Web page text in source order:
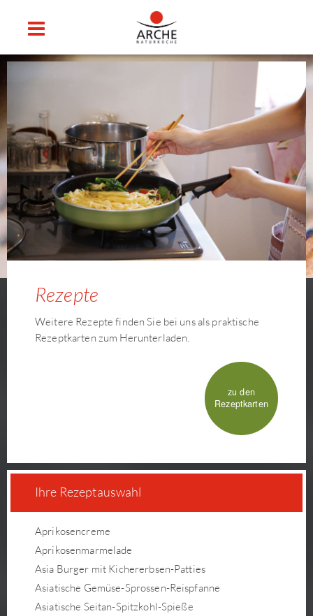
Rezepte
Weitere Rezepte finden Sie bei uns als praktische
Rezeptkarten zum Herunterladen.
zu den
Rezeptkarten
Ihre Rezeptauswahl
Aprikosencreme
Aprikosenmarmelade
Asia Burger mit Kichererbsen-Patties
Asiatische Gemüse-Sprossen-Reispfanne
Asiatische Seitan-Spitzkohl-Spieße